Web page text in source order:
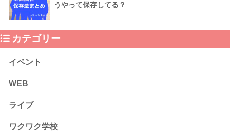
うやって保存してる？
カテゴリー
イベント
WEB
ライブ
ワクワク学校